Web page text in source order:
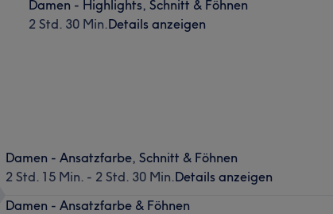
Damen - Highlights, Schnitt & Föhnen
2 Std. 30 Min.Details anzeigen
Damen - Ansatzfarbe, Schnitt & Föhnen
2 Std. 15 Min. - 2 Std. 30 Min.Details anzeigen
Damen - Ansatzfarbe & Föhnen